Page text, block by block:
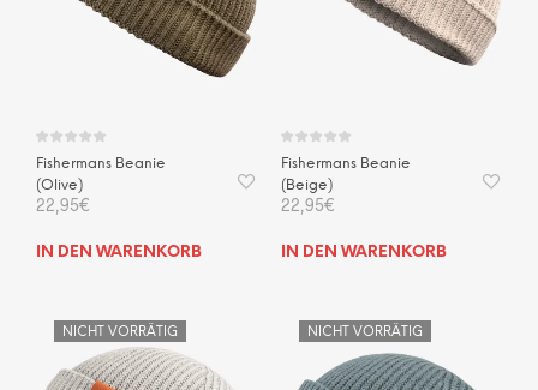
Fishermans Beanie
(Olive)
22,95€
IN DEN WARENKORB
Fishermans Beanie
(Beige)
22,95€
IN DEN WARENKORB
NICHT VORRÄTIG NICHT VORRÄTIG